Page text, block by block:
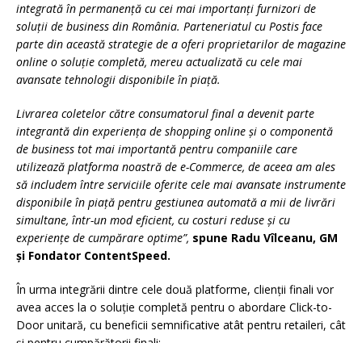
integrată în permanență cu cei mai importanți furnizori de
soluții de business din România. Parteneriatul cu Postis face
parte din această strategie de a oferi proprietarilor de magazine
online o soluție completă, mereu actualizată cu cele mai
avansate tehnologii disponibile în piață.
Livrarea coletelor către consumatorul final a devenit parte
integrantă din experiența de shopping online și o componentă
de business tot mai importantă pentru companiile care
utilizează platforma noastră de e-Commerce, de aceea am ales
să includem între serviciile oferite cele mai avansate instrumente
disponibile în piață pentru gestiunea automată a mii de livrări
simultane, într-un mod eficient, cu costuri reduse și cu
experiențe de cumpărare optime”, spune Radu Vîlceanu, GM
și Fondator ContentSpeed.
În urma integrării dintre cele două platforme, clienții finali vor
avea acces la o soluție completă pentru o abordare Click-to-
Door unitară, cu beneficii semnificative atât pentru retaileri, cât